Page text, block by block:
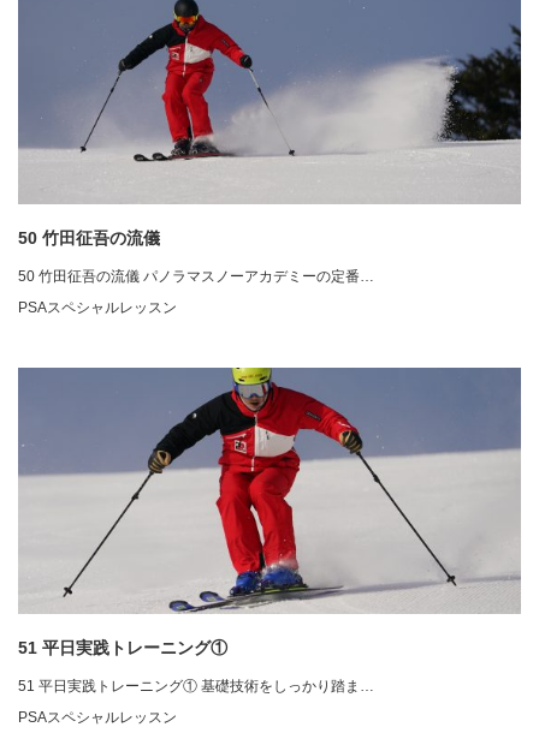
50 竹田征吾の流儀
50 竹田征吾の流儀 パノラマスノーアカデミーの定番…
PSAスペシャルレッスン
51 平日実践トレーニング①
51 平日実践トレーニング① 基礎技術をしっかり踏ま…
PSAスペシャルレッスン